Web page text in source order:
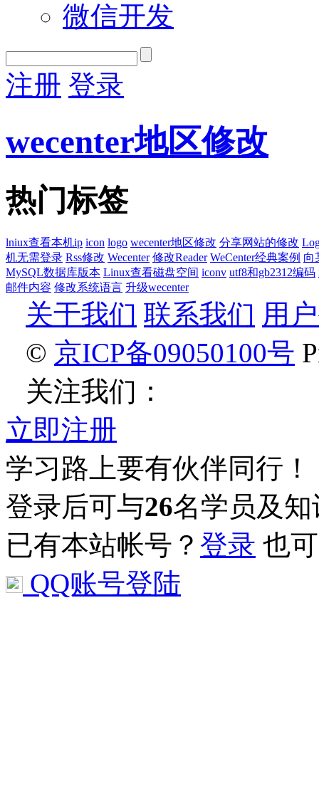
微信开发
注册 登录
wecenter地区修改
热门标签
lniux查看本机ip icon logo wecenter地区修改 分享网站的修改
机无需登录 Rss修改 Wecenter 修改Reader WeCenter经典案例 向
MySQL数据库版本 Linux查看磁盘空间 iconv utf8和gb2312编码
邮件内容 修改系统语言 升级wecenter
关于我们 联系我们 用
© 京ICP备09050100号
关注我们：
立即注册
学习路上要有伙伴同行！
登录后可与26名学员及
已有本站帐号？ 登录 也
QQ账号登陆